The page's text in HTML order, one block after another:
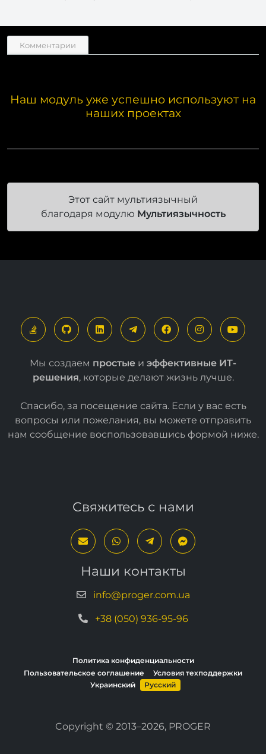
Комментарии
наших проектах
Этот сайт мультиязычный
благодаря модулю
Мультиязычность
Мы создаем простыеи
эффективные ИТ-
решения
, которые делают жизнь лучше.
вопросы или пожелания, вы можете отправить
Наши контакты
info@proger.com.ua
+38 (050) 936-95-96
Украинский
Русский